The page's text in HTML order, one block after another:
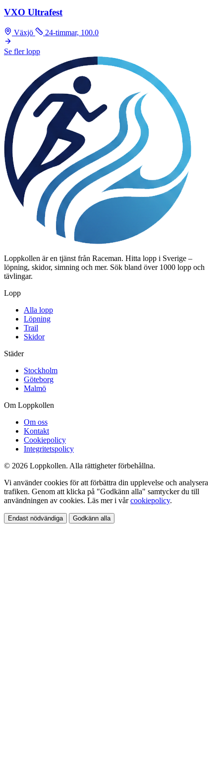
VXO Ultrafest
Växjö 24-timmar, 100.0
Se fler lopp
Loppkollen är en tjänst från Raceman. Hitta lopp i Sverige –
löpning, skidor, simning och mer. Sök bland över 1000 lopp och
tävlingar.
Lopp
Alla lopp
Löpning
Trail
Skidor
Städer
Stockholm
Göteborg
Malmö
Om Loppkollen
Om oss
Kontakt
Cookiepolicy
Integritetspolicy
© 2026 Loppkollen. Alla rättigheter förbehållna.
Vi använder cookies för att förbättra din upplevelse och analysera
trafiken. Genom att klicka på "Godkänn alla" samtycker du till
användningen av cookies. Läs mer i vårcookiepolicy.
Endast nödvändiga Godkänn alla